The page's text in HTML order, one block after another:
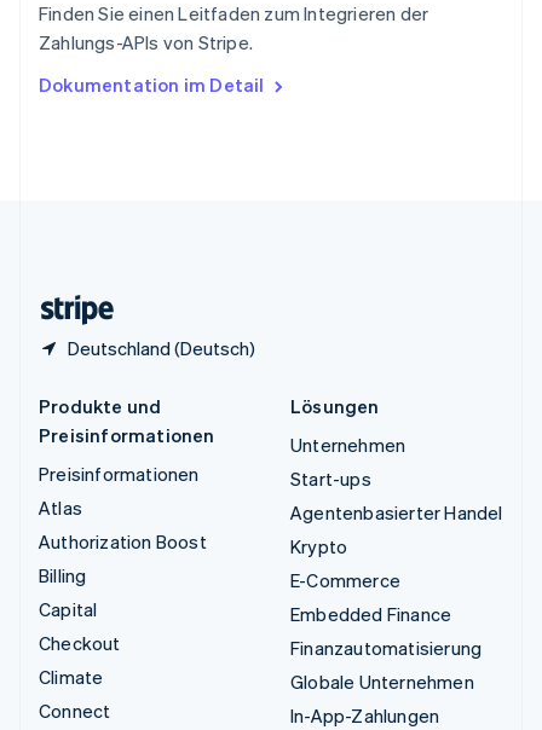
Finden Sie einen Leitfaden zum Integrieren der
Zahlungs-APIs von Stripe.
Dokumentation im Detail
Deutschland (Deutsch)
Tschechische Republik
English
English
Produkte und
Preisinformationen
Preisinformationen
Atlas
Authorization Boost
Billing
Capital
Checkout
Climate
Connect
Lösungen
Unternehmen
Start-ups
Agentenbasierter Handel
Krypto
E-Commerce
Embedded Finance
Finanzautomatisierung
Globale Unternehmen
In-App-Zahlungen